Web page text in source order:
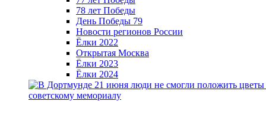
78 лет Победы
День Победы 79
Новости регионов России
Ёлки 2022
Открытая Москва
Ёлки 2023
Ёлки 2024